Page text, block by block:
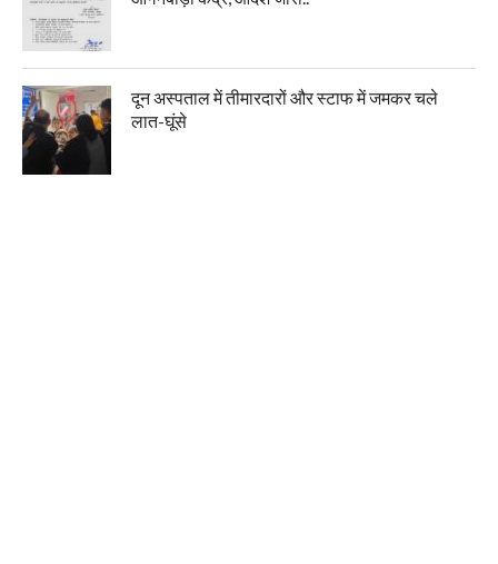
दून अस्पताल में तीमारदारों और स्टाफ में जमकर चले
लात-घूंसे